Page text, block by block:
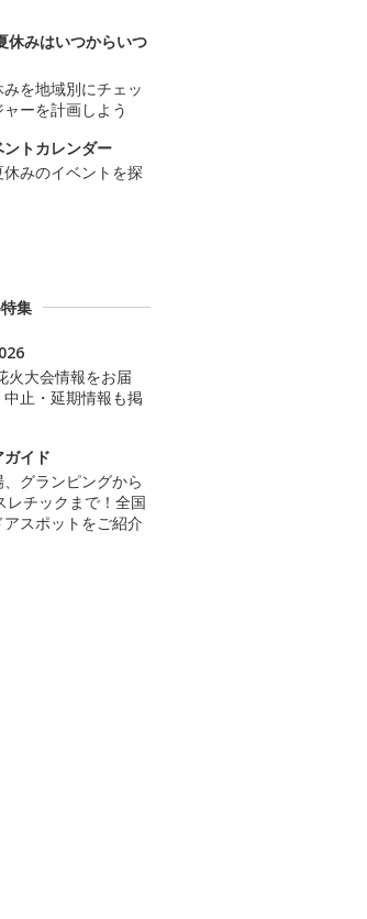
休みはいつからいつ
を地域別にチェッ
ーを計画しよう
トカレンダー
休みのイベントを探
集
火大会情報をお届
止・延期情報も掲
イド
グランピングから
レチックまで！全国
スポットをご紹介